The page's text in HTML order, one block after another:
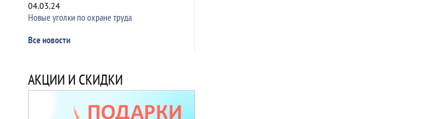
04.03.24
Новые уголки по охране труда
Все новости
АКЦИИ И СКИДКИ